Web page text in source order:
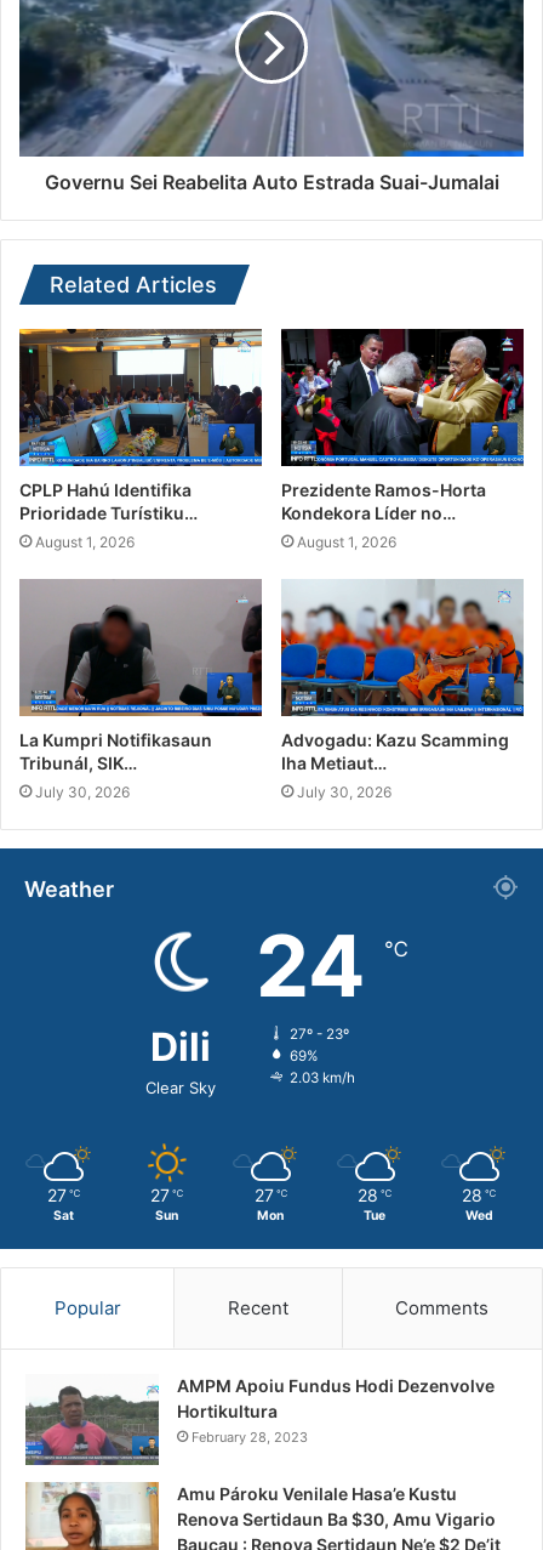
Governu Sei Reabelita Auto Estrada Suai-Jumalai
Related Articles
CPLP Hahú Identifika
Prioridade Turístiku…
August 1, 2026
Prezidente Ramos-Horta
Kondekora Líder no…
August 1, 2026
La Kumpri Notifikasaun
Tribunál, SIK…
July 30, 2026
Advogadu: Kazu Scamming
Iha Metiaut…
July 30, 2026
Weather
Dili
Clear Sky
24 ℃
27º - 23º
69%
2.03 km/h
27 ℃
Sat
27 ℃
Sun
27 ℃
Mon
28 ℃
Tue
28 ℃
Wed
Popular Recent Comments
AMPM Apoiu Fundus Hodi Dezenvolve
Hortikultura
February 28, 2023
Amu Pároku Venilale Hasa’e Kustu
Renova Sertidaun Ba $30, Amu Vigario
Baucau : Renova Sertidaun Ne’e $2 De’it